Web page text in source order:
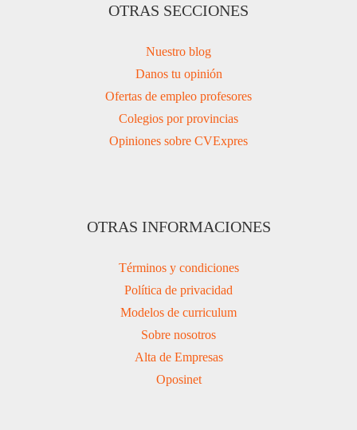
OTRAS SECCIONES
Nuestro blog
Danos tu opinión
Ofertas de empleo profesores
Colegios por provincias
Opiniones sobre CVExpres
OTRAS INFORMACIONES
Términos y condiciones
Política de privacidad
Modelos de curriculum
Sobre nosotros
Alta de Empresas
Oposinet